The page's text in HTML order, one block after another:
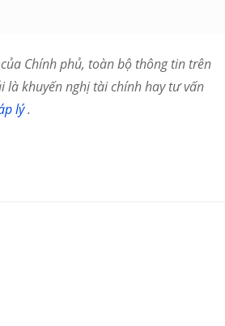
Chính phủ, toàn bộ thông tin trên
khuyến nghị tài chính hay tư vấn
lý.